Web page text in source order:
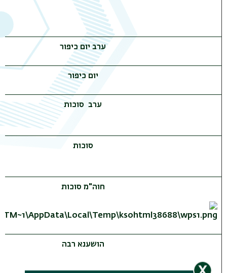
ערב יום כיפור
יום כיפור
ערב סוכות
סוכות
חוה"מ סוכות
הושענא רבה